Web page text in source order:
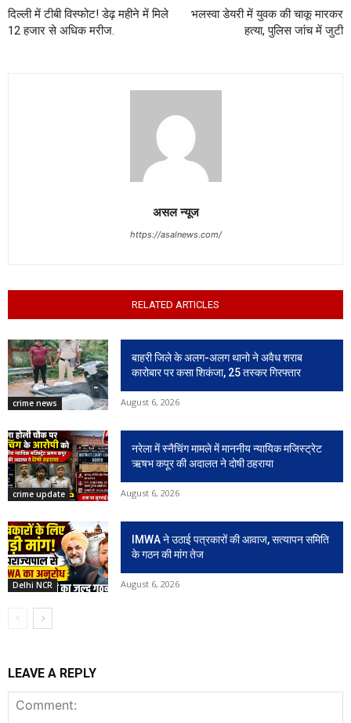
दिल्ली में टीबी विस्फोट! डेढ़ महीने में मिले
12 हजार से अधिक मरीज.
भलस्वा डेयरी में युवक की चाकू मारकर
हत्या, पुलिस जांच में जुटी
असल न्यूज
https://asalnews.com/
RELATED ARTICLES
crime news
बाहरी जिले के अलग-अलग थानो ने अवैध शराब
कारोबार पर कसा शिकंजा, 25 तस्कर गिरफ्तार
August 6, 2026
crime update
नरेला में स्नैचिंग मामले में माननीय न्यायिक मजिस्ट्रेट
ऋषभ कपूर की अदालत ने दोषी ठहराया
August 6, 2026
Delhi NCR
IMWA ने उठाई पत्रकारों की आवाज, सत्यापन समिति
के गठन की मांग तेज
August 6, 2026
LEAVE A REPLY